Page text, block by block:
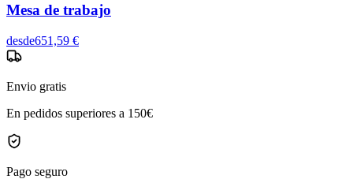
Mesa de trabajo
desde651,59 €
Envio gratis
En pedidos superiores a 150€
Pago seguro